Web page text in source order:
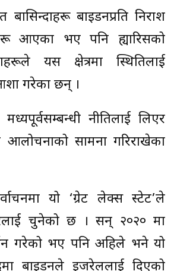
बाइडनप्रति निराश
आएका भए पनि ह्यारिसको
यस क्षेत्रमा स्थितिलाई
गरेका छन् ।
नीतिलाई लिएर
आलोचनाको सामना गरिराखेका
यो ‘ग्रेट लेक्स स्टेट’ले
चुनेको छ । सन् २०२० मा
गरेको भए पनि अहिले भने यो
बाइडनले इजरेललाई दिएको